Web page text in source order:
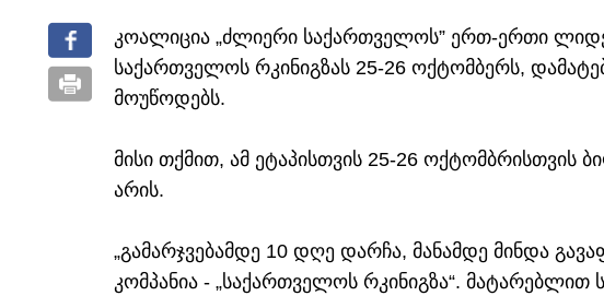
კოალიცია „ძლიერი საქართველოს” ერთ-ერთი
საქართველოს რკინიგზას 25-26 ოქტომბერს,
მოუწოდებს.
მისი თქმით, ამ ეტაპისთვის 25-26 ოქტომბრისთვის
არის.
„გამარჯვებამდე 10 დღე დარჩა, მანამდე მინდა
კომპანია - „საქართველოს რკინიგზა“.